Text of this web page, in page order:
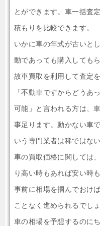
とができます。車一括査
積もりを比較できます。
いかに車の年式が古いと
動であっても購入しても
故車買取を利用して査定
「不動車ですからどうあ
可能」と言われる方は、
事足ります。動かない車
いう専門業者は稀ではない
車の買取価格に関しては
り高い時もあれば安い時
事前に相場を掴んでおけ
ことなく進められるでしょ
車の相場を予想するのに